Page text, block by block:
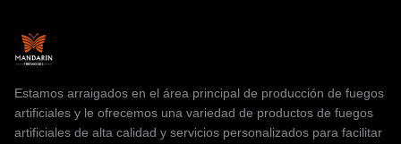
Estamos arraigados en el área principal de producción de fuegos
artificiales y le ofrecemos una variedad de productos de fuegos
artificiales de alta calidad y servicios personalizados para facilitar